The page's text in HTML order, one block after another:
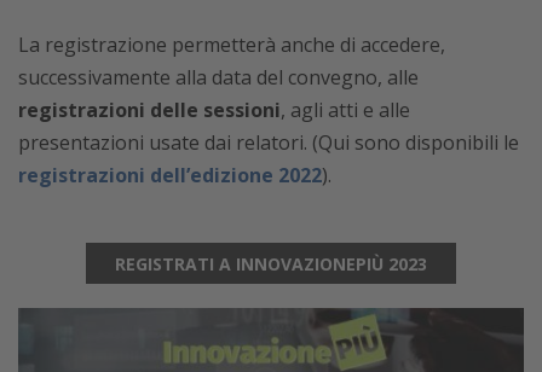
La registrazione permetterà anche di accedere,
successivamente alla data del convegno, alle
registrazioni delle sessioni, agli atti e alle
presentazioni usate dai relatori. (Qui sono disponibili le
registrazioni dell’edizione 2022).
REGISTRATI A INNOVAZIONEPIÙ 2023